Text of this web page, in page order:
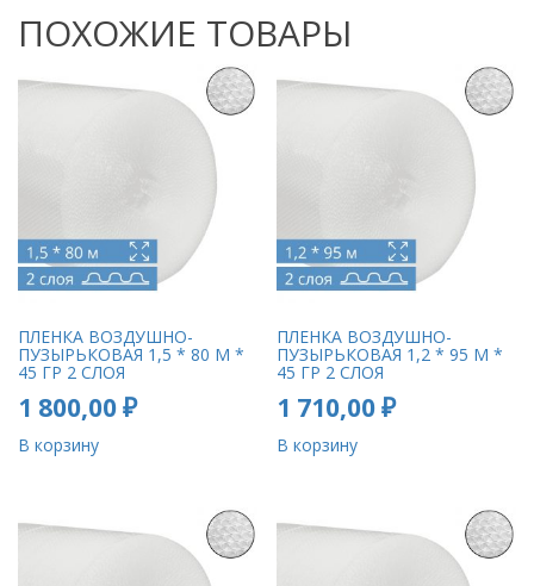
ПОХОЖИЕ ТОВАРЫ
ПЛЕНКА ВОЗДУШНО-
ПУЗЫРЬКОВАЯ 1,5 * 80 М *
45 ГР 2 СЛОЯ
1 800,00₽
В корзину
ПЛЕНКА ВОЗДУШНО-
ПУЗЫРЬКОВАЯ 1,2 * 95 М *
45 ГР 2 СЛОЯ
1 710,00₽
В корзину